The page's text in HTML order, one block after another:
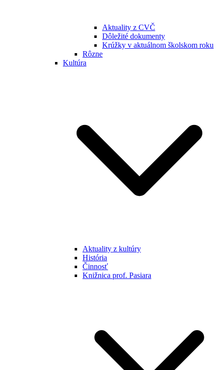
Aktuality z CVČ
Dôležité dokumenty
Krúžky v aktuálnom školskom roku
Rôzne
Kultúra
Aktuality z kultúry
História
Činnosť
Knižnica prof. Pasiara